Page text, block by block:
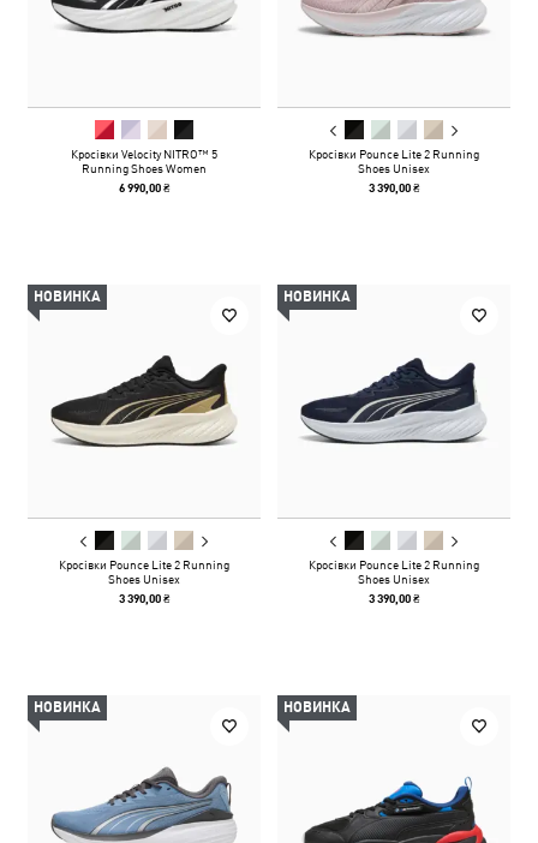
Кросівки Velocity NITRO™ 5
Running Shoes Women
6 990,00 ₴
Кросівки Pounce Lite 2 Running
Shoes Unisex
3 390,00 ₴
НОВИНКА
Кросівки Pounce Lite 2 Running
Shoes Unisex
3 390,00 ₴
НОВИНКА
Кросівки Pounce Lite 2 Running
Shoes Unisex
3 390,00 ₴
НОВИНКА НОВИНКА